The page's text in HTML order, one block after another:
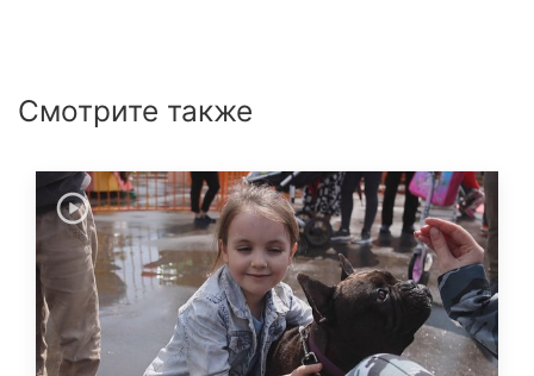
Смотрите также